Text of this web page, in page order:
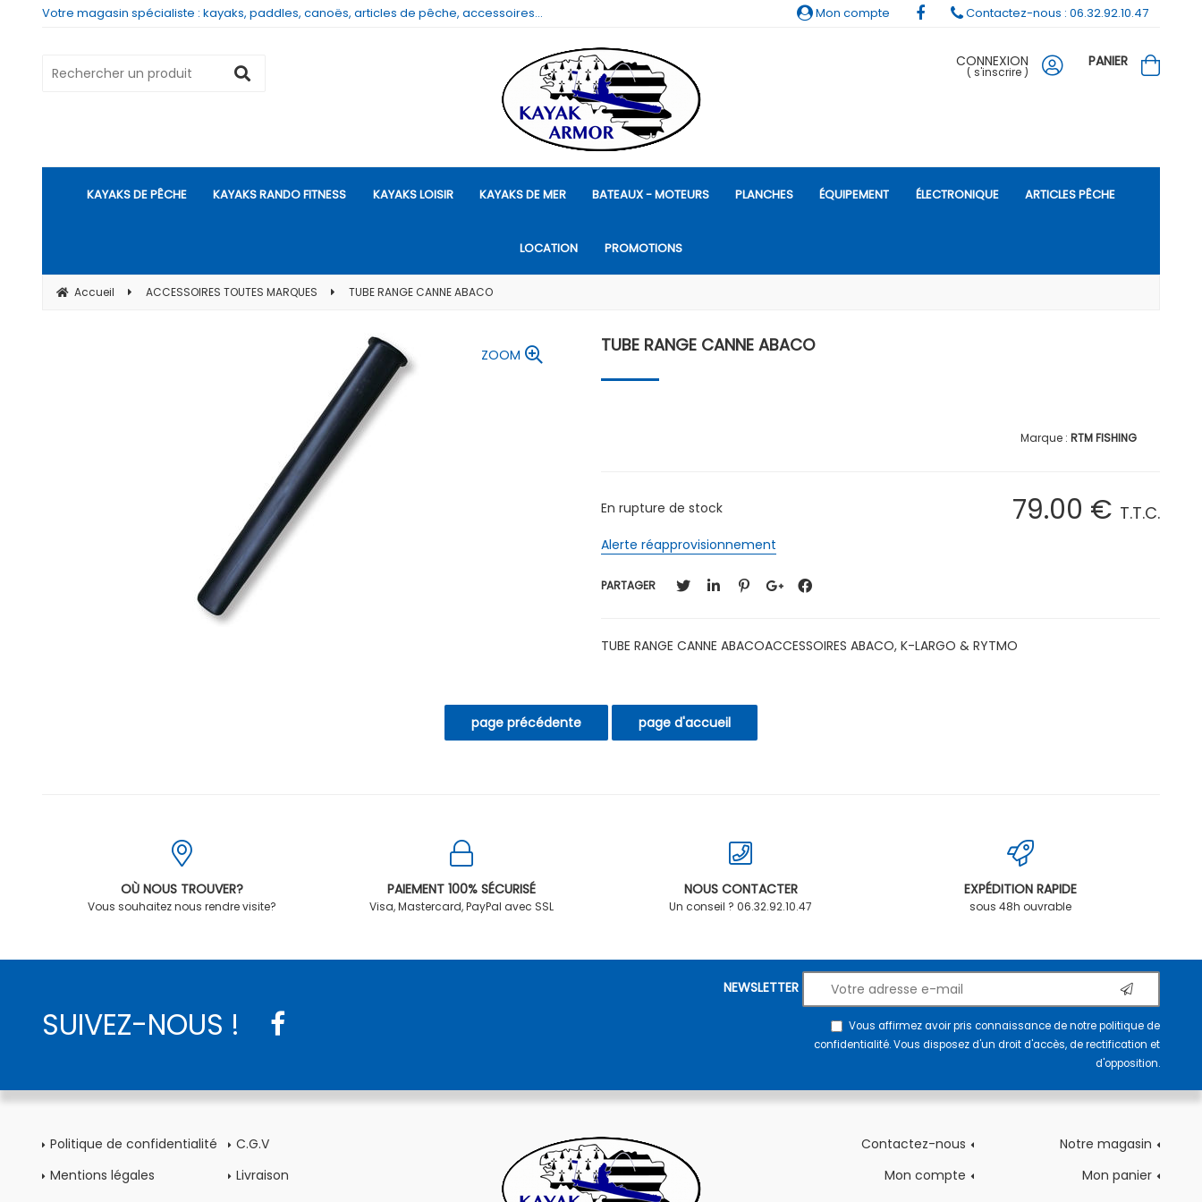
Votre magasin spécialiste : kayaks, paddles, canoës, articles de pêche, accessoires...
CONNEXION
( s'inscrire )
PANIER
KAYAKS DE PÊCHE KAYAKS RANDO FITNESS KAYAKS LOISIR KAYAKS DE MER BATEAUX - MOTEURS PLANCHES ÉQUIPEMENT ÉLECTRONIQUE ARTICLES PÊCHE
LOCATION PROMOTIONS
Accueil ACCESSOIRES TOUTES MARQUES TUBE RANGE CANNE ABACO
ZOOM TUBE RANGE CANNE ABACO
RTM FISHING
79.00 € T.T.C.
En rupture de stock
Alerte réapprovisionnement
PARTAGER
TUBE RANGE CANNE ABACOACCESSOIRES ABACO, K-LARGO & RYTMO
Mon compte Contactez-nous : 06.32.92.10.47
OÙ NOUS TROUVER?
Vous souhaitez nous rendre visite?
PAIEMENT 100% SÉCURISÉ
Visa, Mastercard, PayPal avec SSL
NOUS CONTACTER
Un conseil ? 06.32.92.10.47
EXPÉDITION RAPIDE
sous 48h ouvrable
SUIVEZ-NOUS !
NEWSLETTER
Vous affirmez avoir pris connaissance de notrepolitique de
confidentialité. Vous disposez d'un droit d'accès, de rectification et
d'opposition.
Politique de confidentialité
C.G.V
Mentions légales
Livraison
Contactez-nous
Notre magasin
Mon compte
Mon panier